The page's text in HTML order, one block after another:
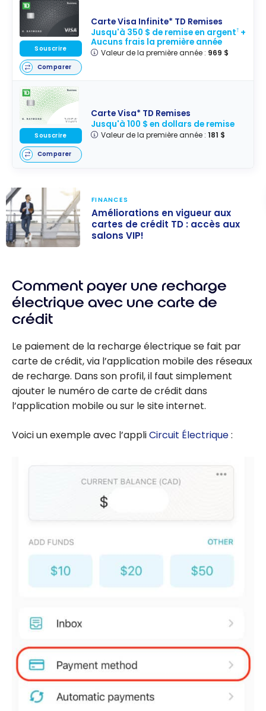
Carte Visa Infinite* TD Remises
Jusqu'à 350 $ de remise en argent† +
Aucuns frais la première année
Valeur de la première année : 969 $
Souscrire
Comparer
Carte Visa* TD Remises
Jusqu'à 100 $ en dollars de remise
Valeur de la première année : 181 $
Souscrire
Comparer
cartes de
crédit TD :
accès aux
FINANCES
Améliorations en vigueur aux
cartes de crédit TD : accès aux
salons VIP!
Comment payer une recharge
électrique avec une carte de
crédit
Le paiement de la recharge électrique se fait par
carte de crédit, via l’application mobile des réseaux
de recharge. Dans son profil, il faut simplement
ajouter le numéro de carte de crédit dans
l’application mobile ou sur le site internet.
Voici un exemple avec l’appliCircuit Électrique: